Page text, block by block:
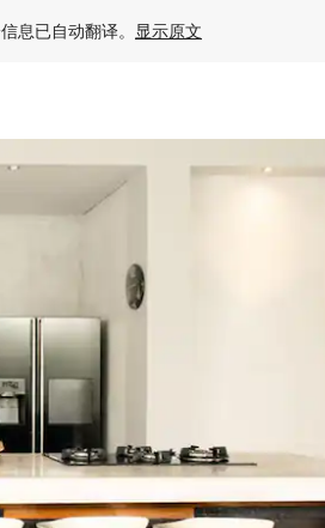
息已自动翻译。 显示原文